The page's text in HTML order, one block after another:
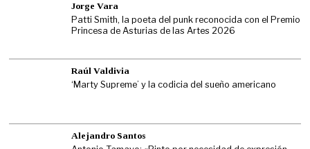
Jorge Vara
Patti Smith, la poeta del punk reconocida con el Premio
Princesa de Asturias de las Artes 2026
Raúl Valdivia
‘Marty Supreme’ y la codicia del sueño americano
Alejandro Santos